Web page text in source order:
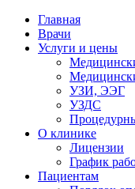
Главная
Врачи
Услуги и цены
УЗИ, ЭЭГ
УЗДС
О клинике
Лицензии
График
Пациентам